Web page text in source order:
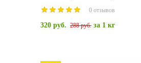
0 отзывов
320 руб. 288 руб. за 1 кг